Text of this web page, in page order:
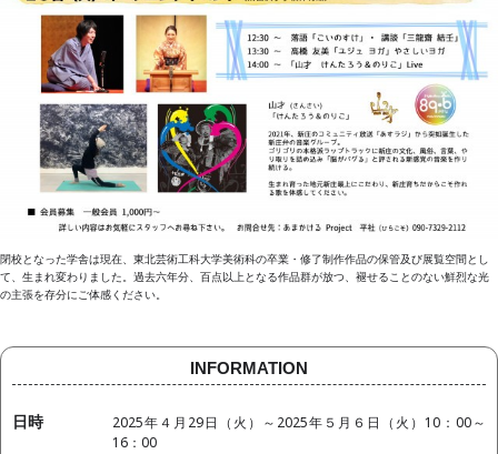
閉校となった学舎は現在、東北芸術工科大学美術科の卒業・修了制作作品の保管及び展覧空間とし
て、生まれ変わりました。過去六年分、百点以上となる作品群が放つ、褪せることのない鮮烈な光
の主張を存分にご体感ください。
INFORMATION
日時
2025年４月29日（火）～2025年５月６日（火）10：00～
16：00